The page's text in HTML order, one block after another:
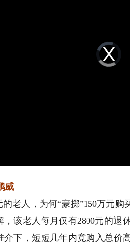
Video
Player
loading.
威
人，为何“豪掷”150万元购
，该老人每月仅有2800元的退
下，短短几年内竟购入总价